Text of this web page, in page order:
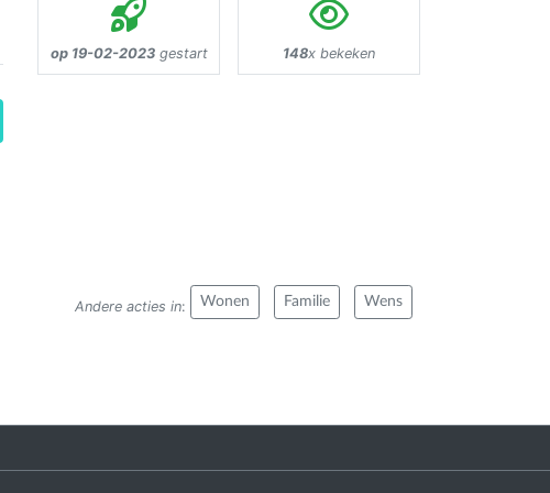
op 19-02-2023gestart 148x bekeken
Andere acties in: Wonen Familie Wens